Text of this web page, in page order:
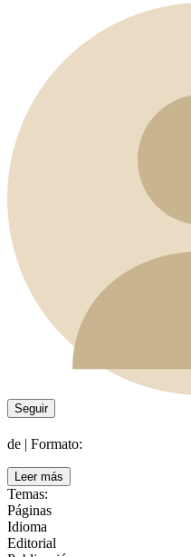
Seguir
de | Formato:
Leer más
Temas:
Páginas
Idioma
Editorial